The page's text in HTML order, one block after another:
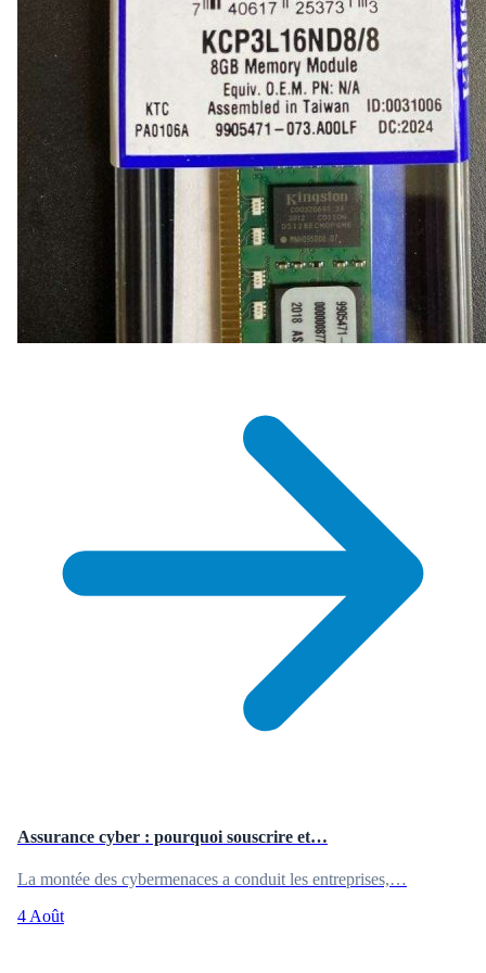
Assurance cyber : pourquoi souscrire et…
La montée des cybermenaces a conduit les entreprises,…
4 Août